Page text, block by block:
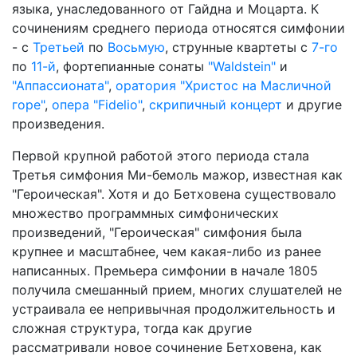
языка, унаследованного от Гайдна и Моцарта. К
сочинениям среднего периода относятся симфонии
- с Третьей по Восьмую, струнные квартеты с 7-го
по 11-й, фортепианные сонаты "Waldstein" и
"Аппассионата", оратория "Христос на Масличной
горе", опера "Fidelio", скрипичный концерт и другие
произведения.
Первой крупной работой этого периода стала
Третья симфония Ми-бемоль мажор, известная как
"Героическая". Хотя и до Бетховена существовало
множество программных симфонических
произведений, "Героическая" симфония была
крупнее и масштабнее, чем какая-либо из ранее
написанных. Премьера симфонии в начале 1805
получила смешанный прием, многих слушателей не
устраивала ее непривычная продолжительность и
сложная структура, тогда как другие
рассматривали новое сочинение Бетховена, как